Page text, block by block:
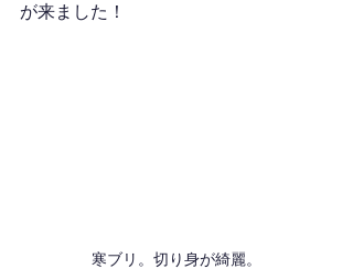
が来ました！
寒ブリ。切り身が綺麗。